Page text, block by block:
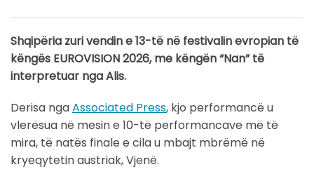
Shqipëria zuri vendin e 13-të në festivalin evropian të
këngës EUROVISION 2026, me këngën “Nan” të
interpretuar nga Alis.
Derisa ngaAssociated Press, kjo performancë u
vlerësua në mesin e 10-të performancave më të
mira, të natës finale e cila u mbajt mbrëmë në
kryeqytetin austriak, Vjenë.